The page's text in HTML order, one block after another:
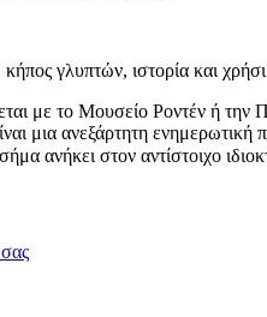
γλυπτών, ιστορία και
με το Μουσείο Ροντέν ή την
μια ανεξάρτητη
ανήκει στον αντίστοιχο
σας